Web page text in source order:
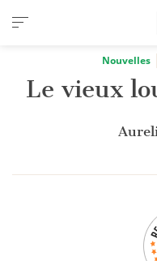
Panneau de gestion des
Nouvelles
Le vieux